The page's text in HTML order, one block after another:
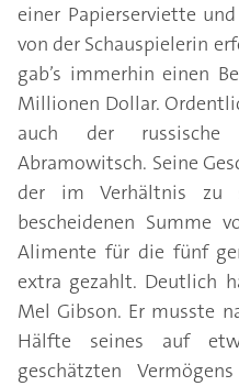
einer Papierserviette
von der Schauspielerin
gab’s immerhin einen
Millionen Dollar.
auch der russische
Abramowitsch. Seine
der im Verhältnis zu
bescheidenen Summe
Alimente für die fünf
extra gezahlt. Deutlich
Mel Gibson. Er musste
Hälfte seines auf
geschätzten